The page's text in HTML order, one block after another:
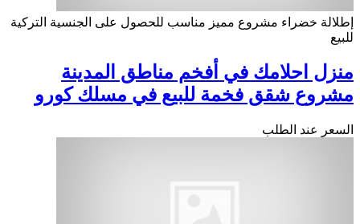
إطلالة خضراء مشروع مميز مناسب للحصول على الجنسية التركية
للبيع
منزل احلامك في أفخم مناطق المدينة
مشروع شقق فخمة للبيع في مسلك كورو
السعر عند الطلب